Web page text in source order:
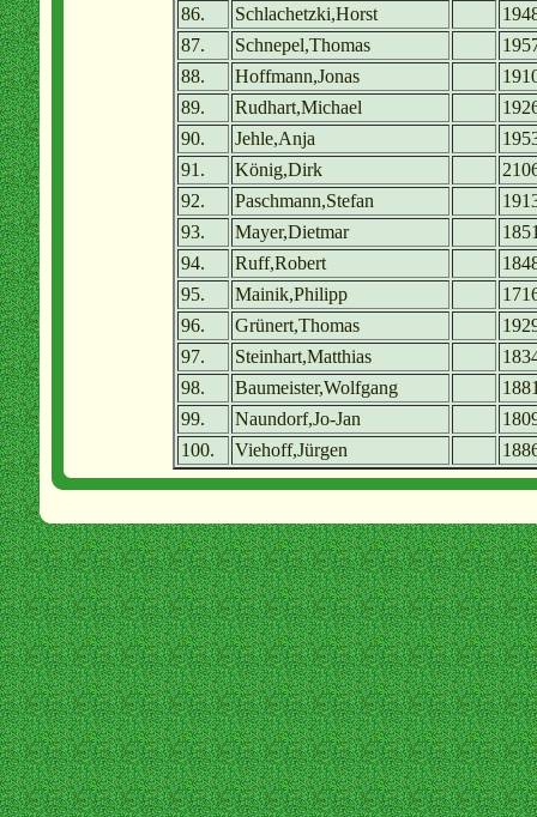
86.
Schlachetzki,Horst
87.
Schnepel,Thomas
88.
Hoffmann,Jonas
89.
Rudhart,Michael
90.
Jehle,Anja
91.
König,Dirk
92.
Paschmann,Stefan
93.
Mayer,Dietmar
94.
Ruff,Robert
95.
Mainik,Philipp
96.
Grünert,Thomas
97.
Steinhart,Matthias
98.
Baumeister,Wolfgang
99.
Naundorf,Jo-Jan
100.
Viehoff,Jürgen